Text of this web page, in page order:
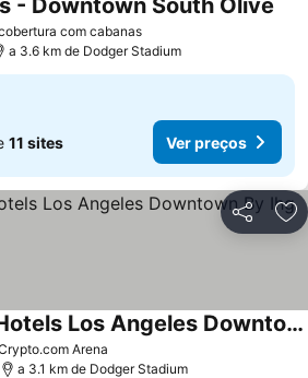
com cabanas
- Downtown South Olive
a 3.6 km de Dodger Stadium
11 sites Ver preços
Partilhar
Arena
Intercontinental Hotels Los Angeles Downtown By Ihg
a 3.1 km de Dodger Stadium